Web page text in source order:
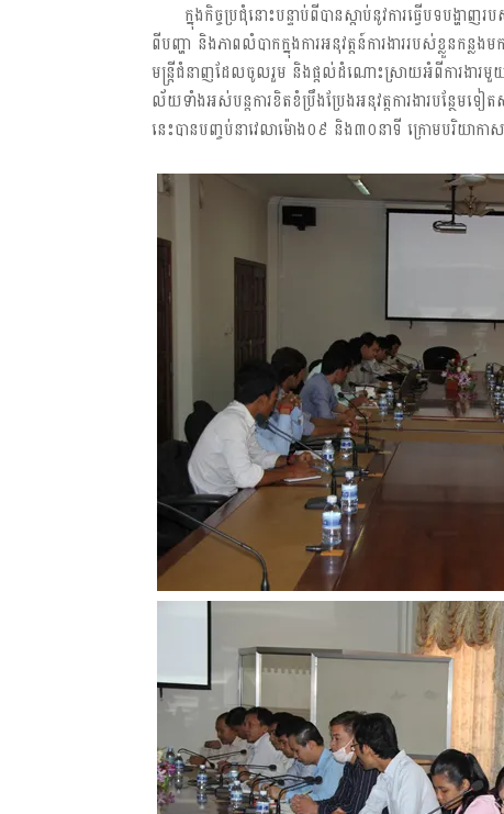
ក្នុង​កិច្ច​ប្រជុំនោះ​បន្ទាប់​ពី​បាន​ស្តាប់​នូវ​ការ​ធ្វើ​បទ​ប
ពី​បញ្ហា និង​ភាព​លំ​បាក​​ក្នុង​ការ​អនុវត្តន៍​ការងារ​របស់​ខ្លួន​
មន្ត្រី​ជំនា​ញ​​ដែ​ល​​ចូ​ល​​រួ​​ម​​ ​និ​ង​​ផ្ត​​ល់​​ដំ​​ណោះ​​ស្រា​យ​​អំ​ពី​​កា​រ​​ងា​រ​​​មួ
ល័យ​​ទាំង​​អស់​​បន្ត​​ការ​​ខិត​​ខំ​​ប្រឹង​​ប្រែង​​អនុវត្ត​​ការ​ងារ​​បន្ថែម​​
នេះ​​បាន​​បញ្ចប់​​នា​វេលា​​ម៉ោង​​​០៩ និង៣០នាទី​ ក្រោម​បរិយាកា